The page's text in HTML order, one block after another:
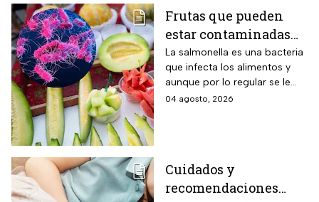
Frutas que pueden
estar contaminadas
de salmonella y cómo
protegerte del
contagio
La salmonella es una bacteria
que infecta los alimentos y
aunque por lo regular se le
relaciona con el huevo,
04 agosto, 2026
Cuidados y
recomendaciones